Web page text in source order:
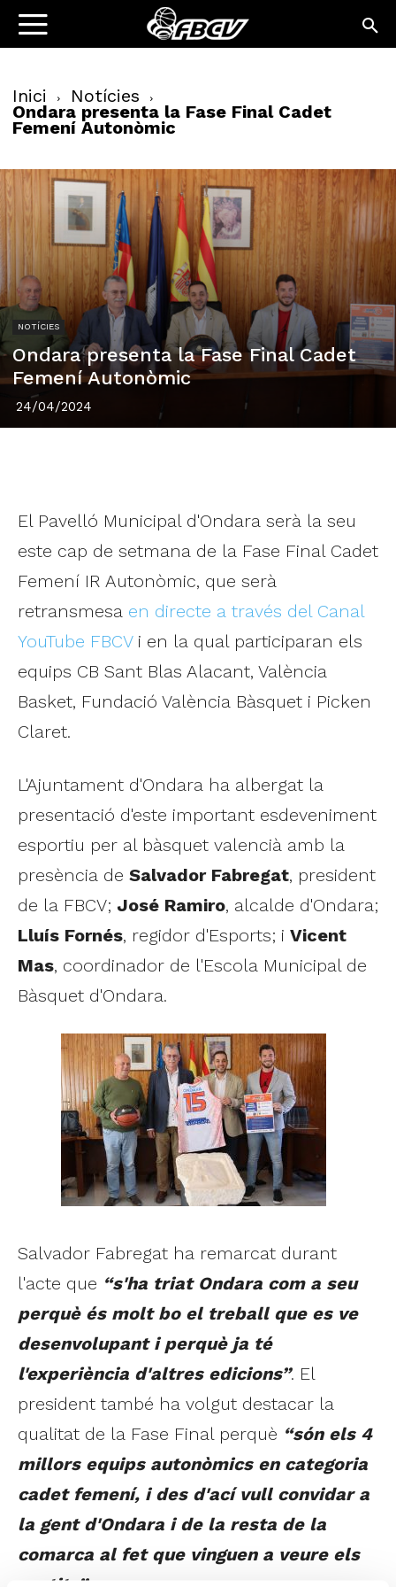
Inici Notícies
Ondara presenta la Fase Final Cadet
Femení Autonòmic
NOTÍCIES
Ondara presenta la Fase Final Cadet
Femení Autonòmic
24/04/2024
El Pavelló Municipal d'Ondara serà la seu
este cap de setmana de la Fase Final Cadet
Femení IR Autonòmic, que serà
retransmesa en directe a través del Canal
YouTube FBCVi en la qual participaran els
equips CB Sant Blas Alacant, València
Basket, Fundació València Bàsquet i Picken
Claret.
L'Ajuntament d'Ondara ha albergat la
presentació d'este important esdeveniment
esportiu per al bàsquet valencià amb la
presència de Salvador Fabregat, president
de la FBCV; José Ramiro, alcalde d'Ondara;
Lluís Fornés, regidor d'Esports; i Vicent
Mas, coordinador de l'Escola Municipal de
Bàsquet d'Ondara.
Salvador Fabregat ha remarcat durant
l'acte que “s'ha triat Ondara com a seu
perquè és molt bo el treball que es ve
desenvolupant i perquè ja té
l'experiència d'altres edicions”. El
president també ha volgut destacar la
qualitat de la Fase Final perquè “són els 4
millors equips autonòmics en categoria
cadet femení, i des d'ací vull convidar a
la gent d'Ondara i de la resta de la
comarca al fet que vinguen a veure els